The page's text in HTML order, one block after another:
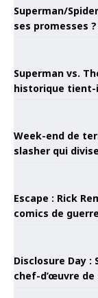
Superman/
ses promesses ?
Superman vs.
historique tient-
Week-end de
slasher qui
Escape : Rick
comics de
Disclosure Day
chef-d’œuvre